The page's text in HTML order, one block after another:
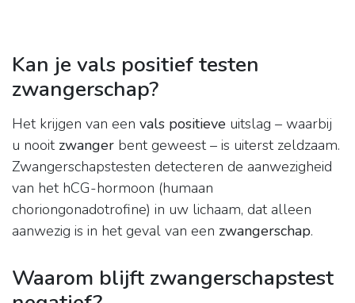
Kan je vals positief testen
zwangerschap?
Het krijgen van een vals positieve uitslag – waarbij
u nooit zwanger bent geweest – is uiterst zeldzaam.
Zwangerschapstesten detecteren de aanwezigheid
van het hCG-hormoon (humaan
choriongonadotrofine) in uw lichaam, dat alleen
aanwezig is in het geval van een zwangerschap.
Waarom blijft zwangerschapstest